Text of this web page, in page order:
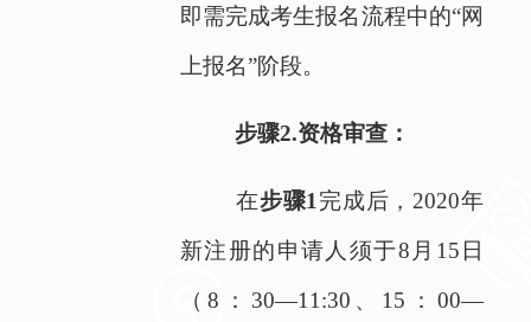
即需完成考生报名流程中的“网
上报名”阶段。
步骤2.资格审查：
在步骤1 完成后， 2020年
新注册的申请人须于8 月 15 日
（ 8 ： 30—11:30 、 15 ： 00—